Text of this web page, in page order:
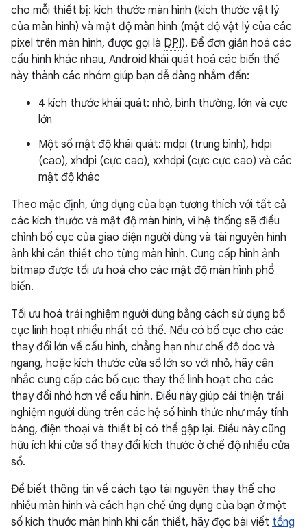
cho mỗi thiết bị: kích thước màn hình (kích thước vật lý
của màn hình) và mật độ màn hình (mật độ vật lý của các
pixel trên màn hình, được gọi là DPI). Để đơn giản hoá các
cấu hình khác nhau, Android khái quát hoá các biến thể
này thành các nhóm giúp bạn dễ dàng nhắm đến:
4 kích thước khái quát: nhỏ, bình thường, lớn và cực
lớn
Một số mật độ khái quát: mdpi (trung bình), hdpi
(cao), xhdpi (cực cao), xxhdpi (cực cực cao) và các
mật độ khác
Theo mặc định, ứng dụng của bạn tương thích với tất cả
các kích thước và mật độ màn hình, vì hệ thống sẽ điều
chỉnh bố cục của giao diện người dùng và tài nguyên hình
ảnh khi cần thiết cho từng màn hình. Cung cấp hình ảnh
bitmap được tối ưu hoá cho các mật độ màn hình phổ
biến.
Tối ưu hoá trải nghiệm người dùng bằng cách sử dụng bố
cục linh hoạt nhiều nhất có thể. Nếu có bố cục cho các
thay đổi lớn về cấu hình, chẳng hạn như chế độ dọc và
ngang, hoặc kích thước cửa sổ lớn so với nhỏ, hãy cân
nhắc cung cấp các bố cục thay thế linh hoạt cho các
thay đổi nhỏ hơn về cấu hình. Điều này giúp cải thiện trải
nghiệm người dùng trên các hệ số hình thức như máy tính
bảng, điện thoại và thiết bị có thể gập lại. Điều này cũng
hữu ích khi cửa sổ thay đổi kích thước ở chế độ nhiều cửa
sổ.
Để biết thông tin về cách tạo tài nguyên thay thế cho
nhiều màn hình và cách hạn chế ứng dụng của bạn ở một
số kích thước màn hình khi cần thiết, hãy đọc bài viết tổng